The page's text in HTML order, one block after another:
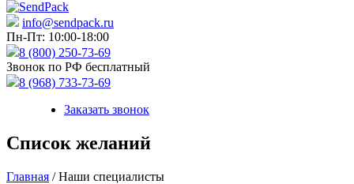
info@sendpack.ru
Пн-Пт: 10:00-18:00
8 (800) 250-73-69
Звонок по РФ бесплатный
8 (968) 733-73-69
Заказать звонок
Список желаний
Главная / Наши специалисты